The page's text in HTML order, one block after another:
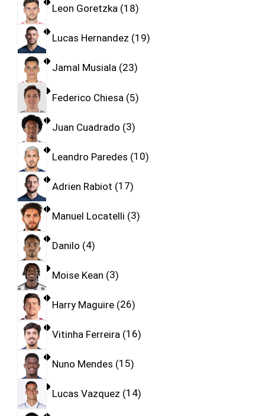
Leon Goretzka 18
Lucas Hernandez 19
Jamal Musiala 23
Federico Chiesa 5
Juan Cuadrado 3
Leandro Paredes 10
Adrien Rabiot 17
Manuel Locatelli 3
Danilo 4
Moise Kean 3
Harry Maguire 26
Vitinha Ferreira 16
Nuno Mendes 15
Lucas Vazquez 14